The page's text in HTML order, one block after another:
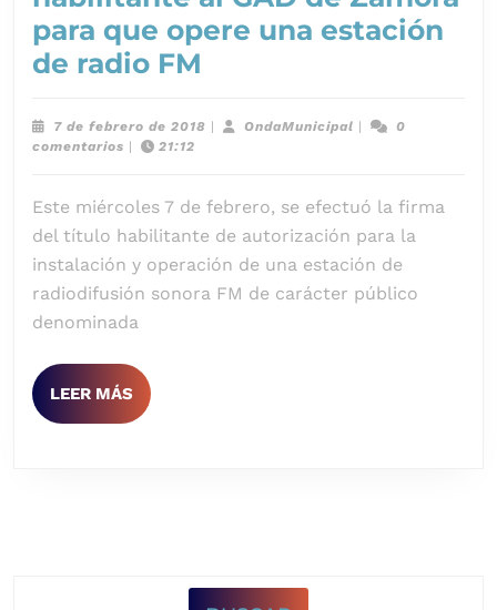
para que opere una estación
de radio FM
otorgó
título
habilitante
al
GAD
radio
7 de febrero de 2018 7
2018
OndaMunicipalOndaMunicipal
0
comentarios
21:12
Este miércoles 7 de febrero, se efectuó la firma
del título habilitante de autorización para la
instalación y operación de una estación de
radiodifusión sonora FM de carácter público
denominada
LEER MÁS LEER
MÁS